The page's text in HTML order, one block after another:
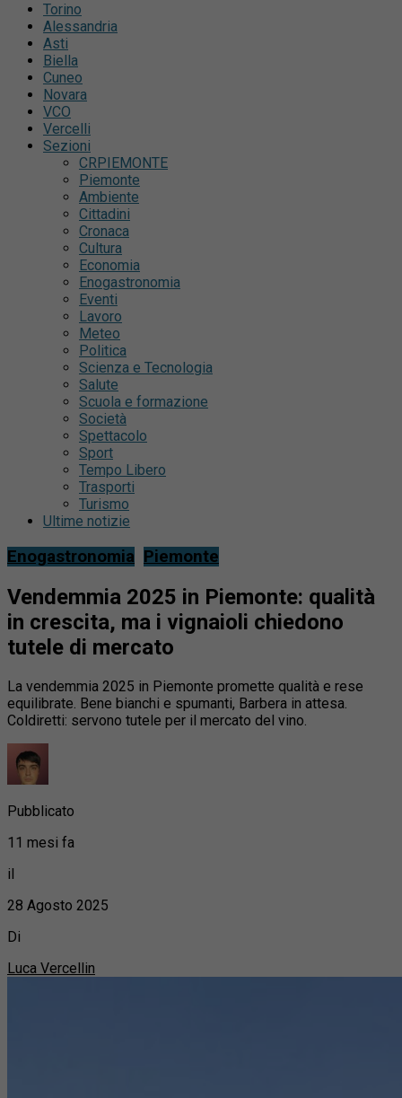
Torino
Alessandria
Asti
Biella
Cuneo
Novara
VCO
Vercelli
Sezioni
CRPIEMONTE
Piemonte
Ambiente
Cittadini
Cronaca
Cultura
Economia
Enogastronomia
Eventi
Lavoro
Meteo
Politica
Scienza e Tecnologia
Salute
Scuola e formazione
Società
Spettacolo
Sport
Tempo Libero
Trasporti
Turismo
Ultime notizie
Enogastronomia Piemonte
Vendemmia 2025 in Piemonte: qualità
in crescita, ma i vignaioli chiedono
tutele di mercato
La vendemmia 2025 in Piemonte promette qualità e rese
equilibrate. Bene bianchi e spumanti, Barbera in attesa.
Coldiretti: servono tutele per il mercato del vino.
Pubblicato
11 mesi fa
il
28 Agosto 2025
Di
Luca Vercellin